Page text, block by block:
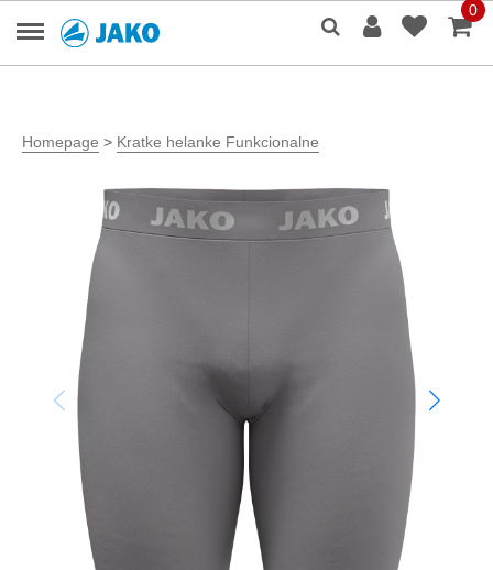
0
Homepage > Kratke helanke Funkcionalne